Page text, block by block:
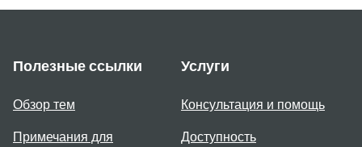
Полезные ссылки
Обзор тем
Примечания для
Услуги
Консультация и помощь
Доступность